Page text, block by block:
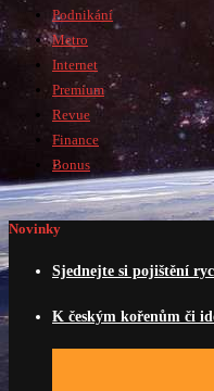
Podnikání
Metro
Internet
Premium
Revue
Finance
Bonus
Novinky
Sjednejte si pojištění
K českým kořenům či